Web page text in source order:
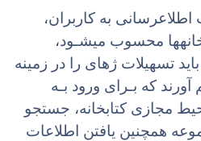
اطلاعرسانی به کاربران،
محسوب میشـود،
باید تسهیلات ژهای را در زمینه
که بـرای ورود بـه
مجازی کتابخانه، جستجو
همچنین یافتن اطلاعات